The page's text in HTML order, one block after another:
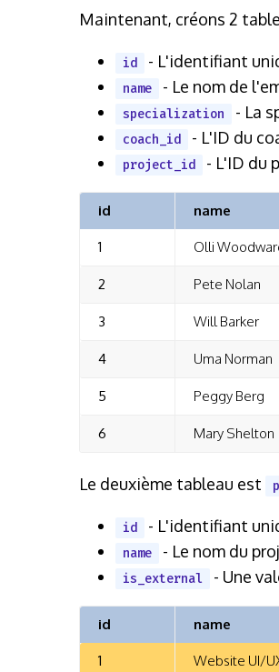
Maintenant, créons 2
id - L'identifiant
name - Le nom de
specialization - La
coach_id - L'ID du
project_id - L'ID du
id name
1 Olli
2 Pete Nolan
3 Will Barker
4 Uma Norman
5 Peggy Berg
6 Mary Shelton
Le deuxième tableau est
id - L'identifiant
name - Le nom du
is_external - Une
id name
1 Website UI/